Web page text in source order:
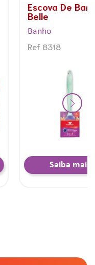
Escova De Banho
Saiba mais